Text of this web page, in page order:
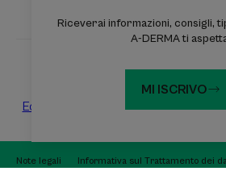
Riceverai informazioni, consigli,
A-DERMA ti
MI ISCRIVO
Siti web del Gruppo
Eczema FoundationDermaweb
Note legali
Informativa sul Trattamento dei